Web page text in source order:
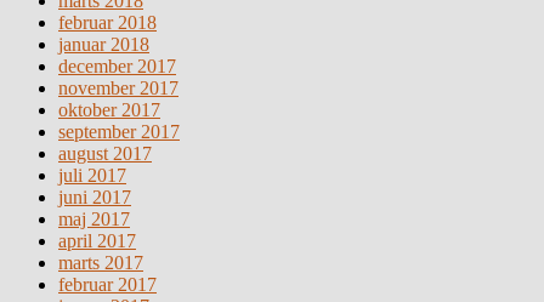
februar 2018
januar 2018
december 2017
november 2017
oktober 2017
september 2017
august 2017
juli 2017
juni 2017
maj 2017
april 2017
marts 2017
februar 2017